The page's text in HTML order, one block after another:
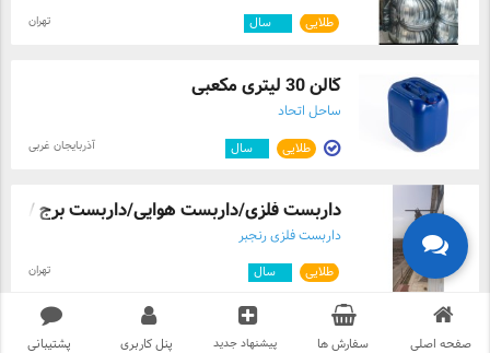
طلایی سال تهران
گالن 30 لیتری مکعبی
ساحل اتحاد
طلایی سال آذربایجان غربی
داربست فلزی/داربست هوایی/داربست برج /دار
داربست فلزی رنجبر
طلایی سال تهران
صفحه اصلی سفارش ها پیشنهاد جدید پنل کاربری پشتیبانی